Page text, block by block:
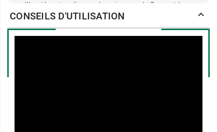
d’hygiène, tandis que les ciseaux de 8 cm et la
pince à écharde facilitent la manipulation du
matériel.
CONSEILS D'UTILISATION